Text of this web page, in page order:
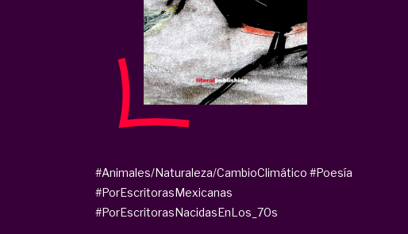
#Animales/Naturaleza/CambioClimático #Poesía
#PorEscritorasMexicanas
#PorEscritorasNacidasEnLos_70s